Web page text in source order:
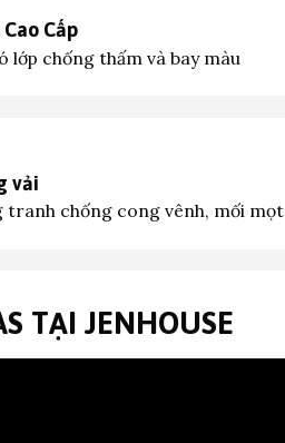
Cấp
lớp chống thấm và bay màu
vải
tranh chống cong vênh, mối mọt
TẠI JENHOUSE